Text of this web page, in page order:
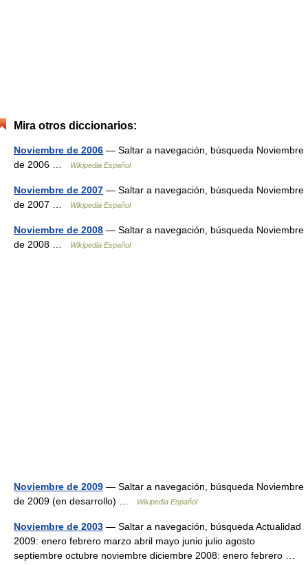
Mira otros diccionarios:
Noviembre de 2006 — Saltar a navegación, búsqueda Noviembre
de 2006 …
Wikipedia Español
Noviembre de 2007 — Saltar a navegación, búsqueda Noviembre
de 2007 …
Wikipedia Español
Noviembre de 2008 — Saltar a navegación, búsqueda Noviembre
de 2008 …
Wikipedia Español
Noviembre de 2009 — Saltar a navegación, búsqueda Noviembre
de 2009 (en desarrollo) …
Wikipedia Español
Noviembre de 2003 — Saltar a navegación, búsqueda Actualidad
2009: enero febrero marzo abril mayo junio julio agosto
septiembre octubre noviembre diciembre 2008: enero febrero …